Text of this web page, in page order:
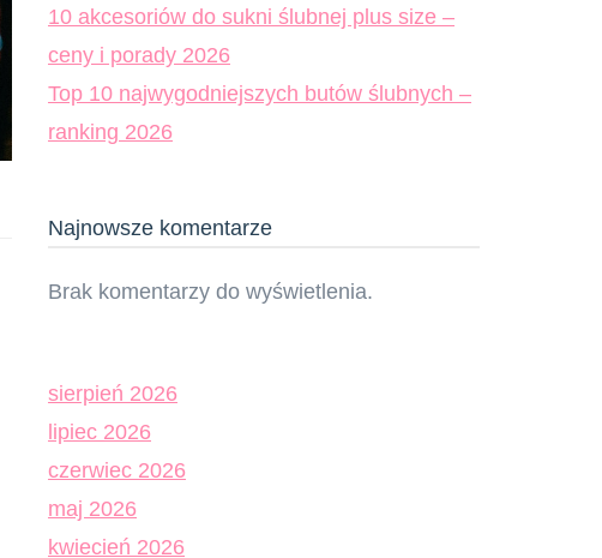
10 akcesoriów do sukni ślubnej plus size –
ceny i porady 2026
Top 10 najwygodniejszych butów ślubnych –
ranking 2026
Najnowsze komentarze
Brak komentarzy do wyświetlenia.
sierpień 2026
lipiec 2026
czerwiec 2026
maj 2026
kwiecień 2026